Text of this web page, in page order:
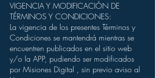
VIGENCIA Y MODIFICACIÓN DE
TÉRMINOS Y CONDICIONES:
La vigencia de los presentes Términos y
Condiciones se mantendrá mientras se
encuentren publicados en el sitio web
y/o la APP, pudiendo ser modificados
por Misiones Digital , sin previo aviso al